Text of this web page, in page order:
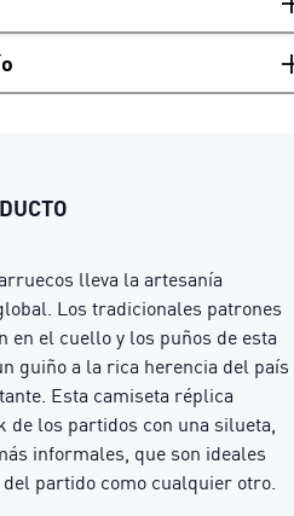
lleva la artesanía
Los tradicionales patrones
en el cuello y los puños de esta
guiño a la rica herencia del país
Esta camiseta réplica
de los partidos con una silueta,
informales, que son ideales
partido como cualquier otro.